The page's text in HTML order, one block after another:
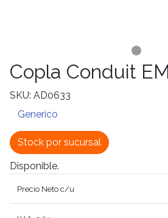
Copla Conduit
SKU: AD0633
Generico
Stock por sucursal
Disponible.
Precio Neto c/u